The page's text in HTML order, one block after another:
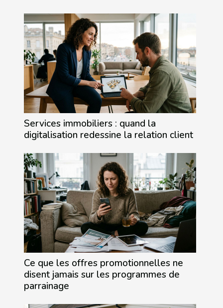
Services immobiliers : quand la
digitalisation redessine la relation client
Ce que les offres promotionnelles ne
disent jamais sur les programmes de
parrainage